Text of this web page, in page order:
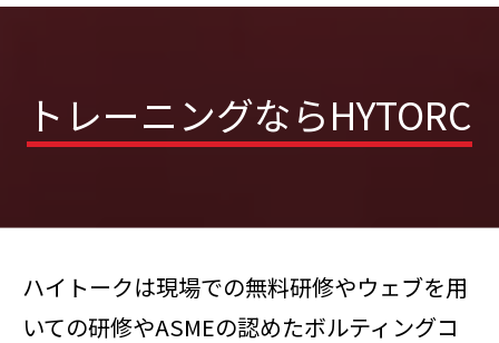
トレーニングならHYTORC
ハイトークは現場での無料研修やウェブを用
いての研修やASMEの認めたボルティングコ